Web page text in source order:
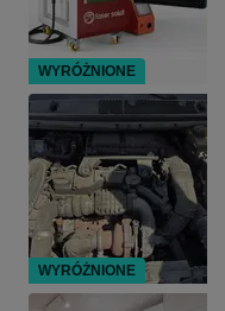
WYRÓŻNIONE
WYRÓŻNIONE